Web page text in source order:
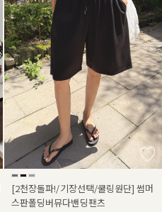
[2천장돌파!/기장선택/쿨링원단] 썸머
스판폴딩버뮤다밴딩팬츠